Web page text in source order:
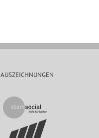
AUSZEICHNUNGEN